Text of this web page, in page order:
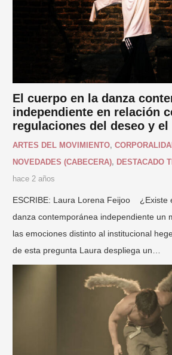
El cuerpo en la danza
independiente en relación
regulaciones del deseo y el
ARTES DEL MOVIMIENTO,
NOVEDADES (CABECERA), DESTACADO
hace 2 años
ESCRIBE: Laura Lorena Feijoo ¿Existe
danza contemporánea independiente un
las emociones distinto al institucional
de esta pregunta Laura despliega un…